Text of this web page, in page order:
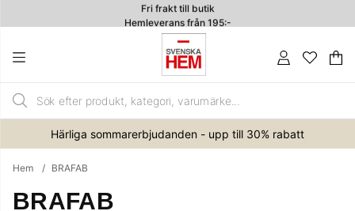
Hemleverans från 195:-
4.7
.
Härliga sommarerbjudanden - upp till 30% rabatt
Hem BRAFAB
BRAFAB